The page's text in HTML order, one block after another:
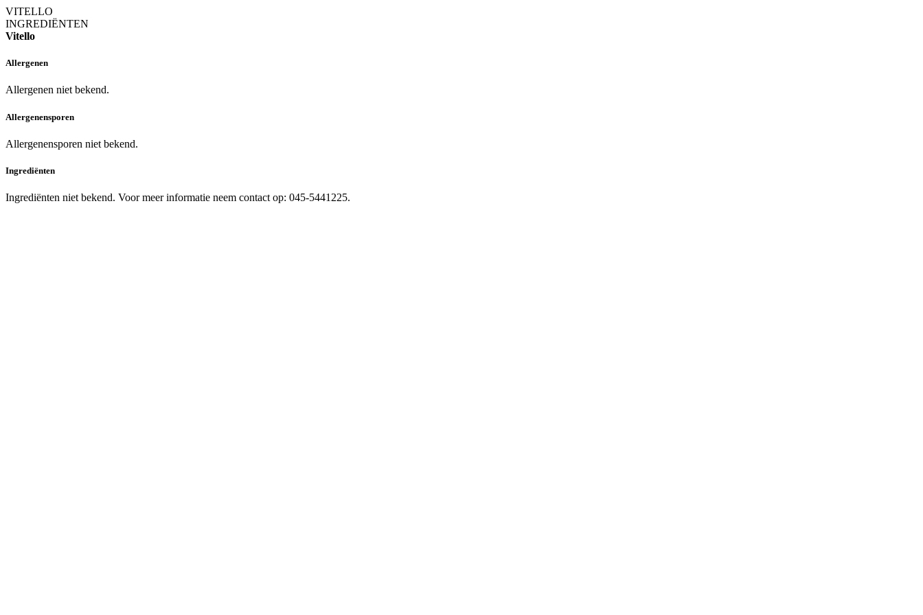
VITELLO
INGREDIËNTEN
Vitello
Allergenen
Allergenen niet bekend.
Allergenensporen
Allergenensporen niet bekend.
Ingrediënten
Ingrediënten niet bekend. Voor meer informatie neem contact op: 045-5441225.